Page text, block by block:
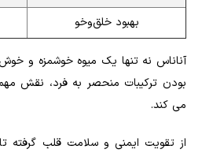
بهبود خلق‌وخو
آناناس نه تنها یک میوه خوشمزه و
بودن ترکیبات منحصر به فرد، نقش
می کند.
از تقویت ایمنی و سلامت قلب گرفته